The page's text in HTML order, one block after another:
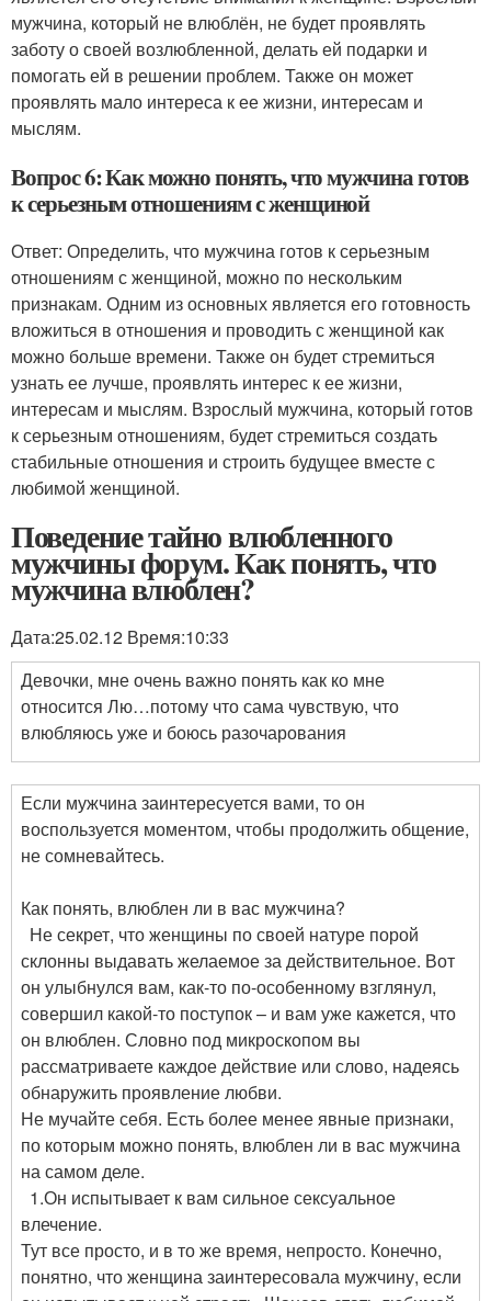
мужчина, который не влюблён, не будет проявлять
заботу о своей возлюбленной, делать ей подарки и
помогать ей в решении проблем. Также он может
проявлять мало интереса к ее жизни, интересам и
мыслям.
Вопрос 6: Как можно понять, что мужчина готов
к серьезным отношениям с женщиной
Ответ: Определить, что мужчина готов к серьезным
отношениям с женщиной, можно по нескольким
признакам. Одним из основных является его готовность
вложиться в отношения и проводить с женщиной как
можно больше времени. Также он будет стремиться
узнать ее лучше, проявлять интерес к ее жизни,
интересам и мыслям. Взрослый мужчина, который готов
к серьезным отношениям, будет стремиться создать
стабильные отношения и строить будущее вместе с
любимой женщиной.
Поведение тайно влюбленного
мужчины форум. Как понять, что
мужчина влюблен?
Дата:25.02.12 Время:10:33
Девочки, мне очень важно понять как ко мне
относится Лю…потому что сама чувствую, что
влюбляюсь уже и боюсь разочарования
Если мужчина заинтересуется вами, то он
воспользуется моментом, чтобы продолжить общение,
не сомневайтесь.
Как понять, влюблен ли в вас мужчина?
Не секрет, что женщины по своей натуре порой
склонны выдавать желаемое за действительное. Вот
он улыбнулся вам, как-то по-особенному взглянул,
совершил какой-то поступок – и вам уже кажется, что
он влюблен. Словно под микроскопом вы
рассматриваете каждое действие или слово, надеясь
обнаружить проявление любви.
Не мучайте себя. Есть более менее явные признаки,
по которым можно понять, влюблен ли в вас мужчина
на самом деле.
1.Он испытывает к вам сильное сексуальное
влечение.
Тут все просто, и в то же время, непросто. Конечно,
понятно, что женщина заинтересовала мужчину, если